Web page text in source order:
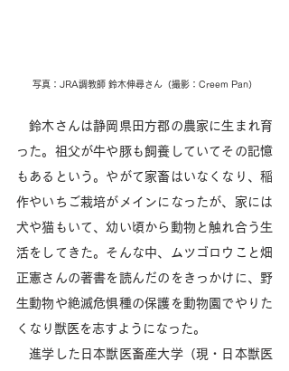
写真：JRA調教師 鈴木伸尋さん（撮影：Creem Pan）
鈴木さんは静岡県田方郡の農家に生まれ育
った。祖父が牛や豚も飼養していてその記憶
もあるという。やがて家畜はいなくなり、稲
作やいちご栽培がメインになったが、家には
犬や猫もいて、幼い頃から動物と触れ合う生
活をしてきた。そんな中、ムツゴロウこと畑
正憲さんの著書を読んだのをきっかけに、野
生動物や絶滅危惧種の保護を動物園でやりた
くなり獣医を志すようになった。
進学した日本獣医畜産大学（現・日本獣医